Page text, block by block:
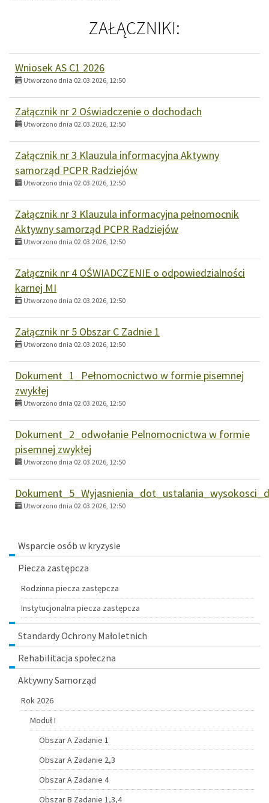
ZAŁĄCZNIKI:
Wniosek AS C1 2026
Utworzono dnia 02.03.2026, 12:50
Załącznik nr 2 Oświadczenie o dochodach
Utworzono dnia 02.03.2026, 12:50
Załącznik nr 3 Klauzula informacyjna Aktywny
samorząd PCPR Radziejów
Utworzono dnia 02.03.2026, 12:50
Załącznik nr 3 Klauzula informacyjna pełnomocnik
Aktywny samorząd PCPR Radziejów
Utworzono dnia 02.03.2026, 12:50
Załącznik nr 4 OŚWIADCZENIE o odpowiedzialności
karnej MI
Utworzono dnia 02.03.2026, 12:50
Załącznik nr 5 Obszar C Zadnie 1
Utworzono dnia 02.03.2026, 12:50
Dokument_1_Pełnomocnictwo w formie pisemnej
zwykłej
Utworzono dnia 02.03.2026, 12:50
Dokument_2_odwołanie Pelnomocnictwa w formie
pisemnej zwykłej
Utworzono dnia 02.03.2026, 12:50
Utworzono dnia 02.03.2026, 12:50
Menu
Wsparcie osób w kryzysie
Piecza zastępcza
Rodzinna piecza zastępcza
Instytucjonalna piecza zastępcza
Standardy Ochrony Małoletnich
Rehabilitacja społeczna
Aktywny Samorząd
Rok 2026
Moduł I
Obszar A Zadanie 1
Obszar A Zadanie 2,3
Obszar A Zadanie 4
Obszar B Zadanie 1,3,4